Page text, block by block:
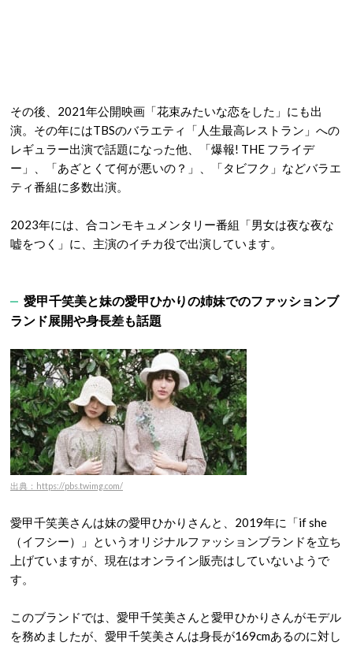
その後、2021年公開映画「花束みたいな恋をした」にも出
演。その年にはTBSのバラエティ「人生最高レストラン」への
レギュラー出演で話題になった他、「爆報! THE フライデ
ー」、「あざとくて何が悪いの？」、「タビフク」などバラエ
ティ番組に多数出演。
2023年には、合コンモキュメンタリー番組「男女は夜な夜な
嘘をつく」に、主演のイチカ役で出演しています。
愛甲千笑美と妹の愛甲ひかりの姉妹でのファッションブ
ランド展開や身長差も話題
出典：https://pbs.twimg.com/
愛甲千笑美さんは妹の愛甲ひかりさんと、2019年に「if she
（イフシー）」というオリジナルファッションブランドを立ち
上げていますが、現在はオンライン販売はしていないようで
す。
このブランドでは、愛甲千笑美さんと愛甲ひかりさんがモデル
を務めましたが、愛甲千笑美さんは身長が169cmあるのに対し